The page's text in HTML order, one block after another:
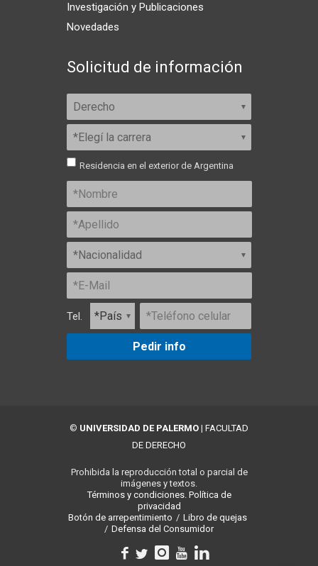
Investigación y Publicaciones
Novedades
Solicitud de información
Residencia en el exterior de Argentina
Tel.
Pedir info
© UNIVERSIDAD DE PALERMO | FACULTAD
DE DERECHO
Prohibida la reproducción total o parcial de
imágenes y textos.
Términos y condiciones. Política de
privacidad
Botón de arrepentimiento / Libro de quejas
/ Defensa del Consumidor